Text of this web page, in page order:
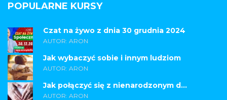
POPULARNE KURSY
Czat na żywo z dnia 30 grudnia 2024
AUTOR: ARON
Jak wybaczyć sobie i innym ludziom
AUTOR: ARON
Jak połączyć się z nienarodzonym d...
AUTOR: ARON